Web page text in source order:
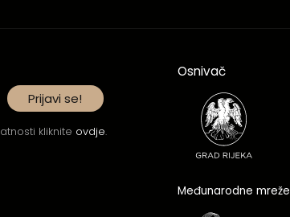
kliknite ovdje.
Osnivač
Međunarodne mreže